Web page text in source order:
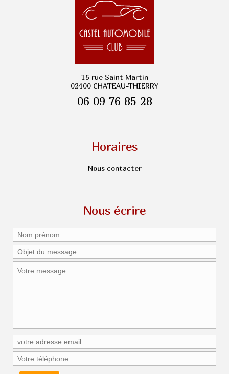
15 rue Saint Martin
02400 CHATEAU-THIERRY
06 09 76 85 28
Horaires
Nous contacter
Nous écrire